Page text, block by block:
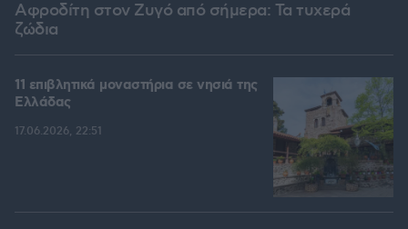
Αφροδίτη στον Ζυγό από σήμερα: Τα τυχερά
ζώδια
11 επιβλητικά μοναστήρια σε νησιά της
Ελλάδας
17.06.2026, 22:51